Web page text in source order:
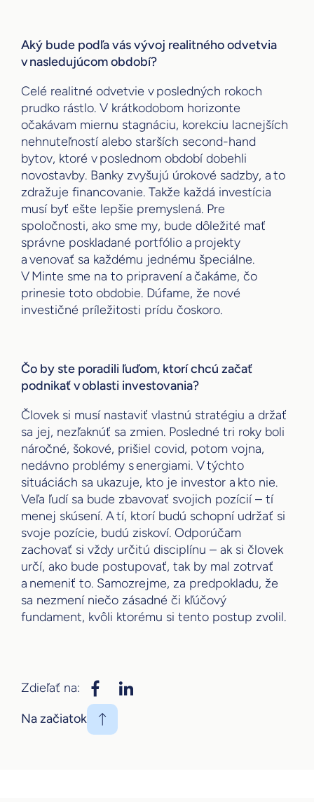
Aký bude podľa vás vývoj realitného odvetvia
v nasledujúcom období?
Celé realitné odvetvie v posledných rokoch
prudko rástlo. V krátkodobom horizonte
očakávam miernu stagnáciu, korekciu lacnejších
nehnuteľností alebo starších second-hand
bytov, ktoré v poslednom období dobehli
novostavby. Banky zvyšujú úrokové sadzby, a to
zdražuje financovanie. Takže každá investícia
musí byť ešte lepšie premyslená. Pre
spoločnosti, ako sme my, bude dôležité mať
správne poskladané portfólio a projekty
a venovať sa každému jednému špeciálne.
V Minte sme na to pripravení a čakáme, čo
prinesie toto obdobie. Dúfame, že nové
investičné príležitosti prídu čoskoro.
Čo by ste poradili ľuďom, ktorí chcú začať
podnikať v oblasti investovania?
Človek si musí nastaviť vlastnú stratégiu a držať
sa jej, nezľaknúť sa zmien. Posledné tri roky boli
náročné, šokové, prišiel covid, potom vojna,
nedávno problémy s energiami. V týchto
situáciách sa ukazuje, kto je investor a kto nie.
Veľa ľudí sa bude zbavovať svojich pozícií – tí
menej skúsení. A tí, ktorí budú schopní udržať si
svoje pozície, budú ziskoví. Odporúčam
zachovať si vždy určitú disciplínu – ak si človek
určí, ako bude postupovať, tak by mal zotrvať
a nemeniť to. Samozrejme, za predpokladu, že
sa nezmení niečo zásadné či kľúčový
fundament, kvôli ktorému si tento postup zvolil.
Zdieľať na:
Na začiatok